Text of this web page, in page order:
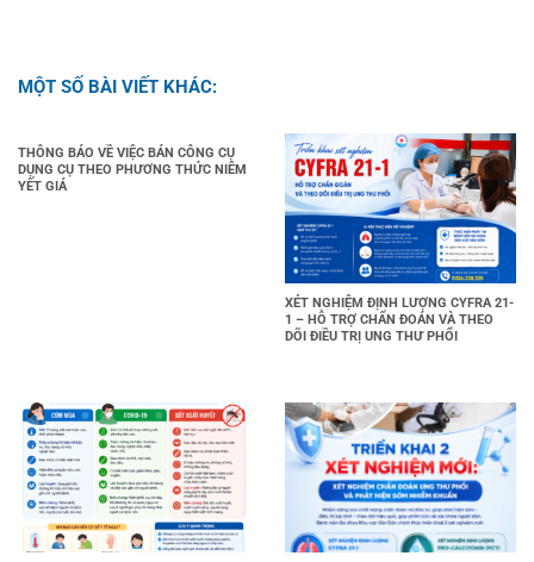
MỘT SỐ BÀI VIẾT KHÁC:
THÔNG BÁO VỀ VIỆC BÁN CÔNG CỤ
DỤNG CỤ THEO PHƯƠNG THỨC NIÊM
YẾT GIÁ
XÉT NGHIỆM ĐỊNH LƯỢNG CYFRA 21-
1 – HỖ TRỢ CHẨN ĐOÁN VÀ THEO
DÕI ĐIỀU TRỊ UNG THƯ PHỔI